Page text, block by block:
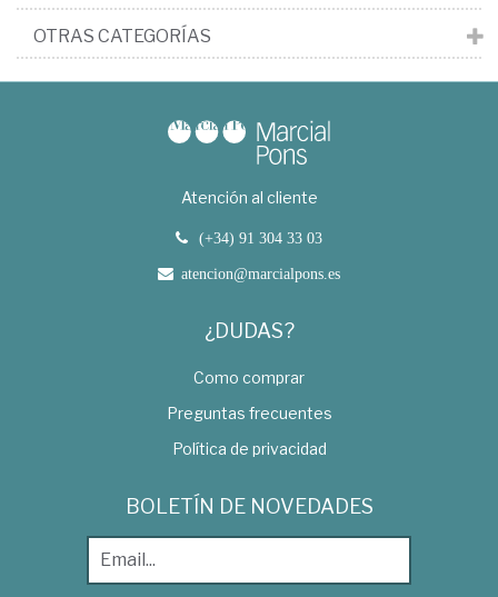
OTRAS CATEGORÍAS
Atención al cliente
(+34) 91 304 33 03
atencion@marcialpons.es
¿DUDAS?
Como comprar
Preguntas frecuentes
Política de privacidad
BOLETÍN DE NOVEDADES